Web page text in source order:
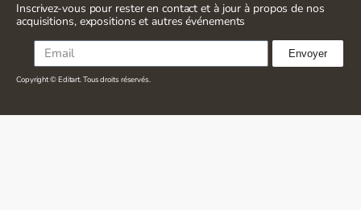
Inscrivez-vous pour rester en contact et à jour à propos de nos
acquisitions, expositions et autres événements
Envoyer
Copyright © Editart. Tous droits réservés.